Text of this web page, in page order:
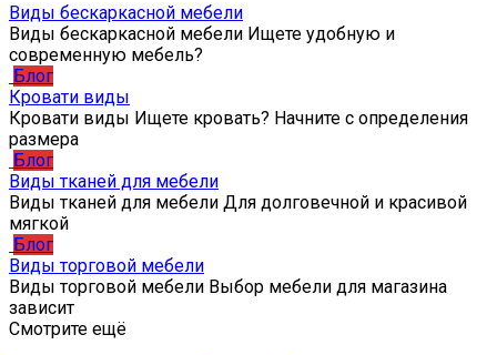
Виды бескаркасной мебели
Виды бескаркасной мебели Ищете удобную и
современную мебель?
Блог
Кровати виды
Кровати виды Ищете кровать? Начните с определения
размера
Блог
Виды тканей для мебели
Виды тканей для мебели Для долговечной и красивой
мягкой
Блог
Виды торговой мебели
Виды торговой мебели Выбор мебели для магазина
зависит
Смотрите ещё